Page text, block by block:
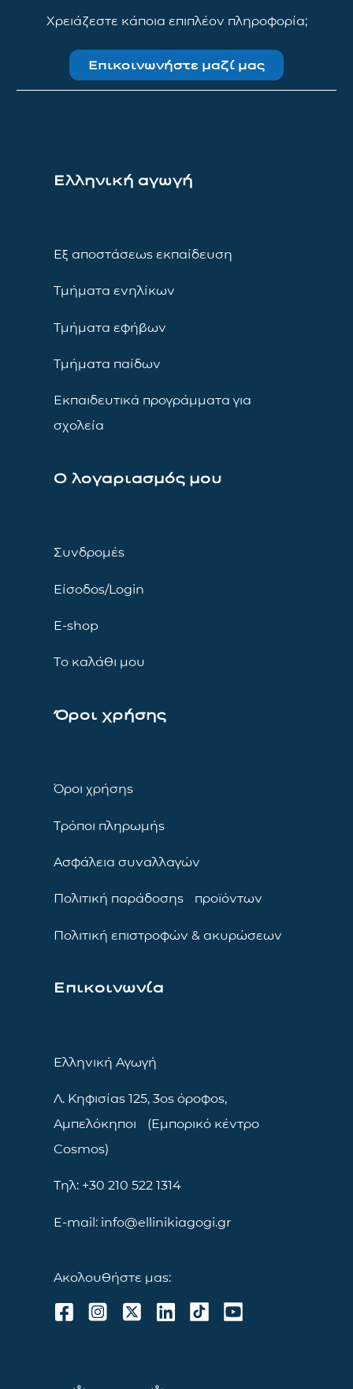
Χρειάζεστε κάποια επιπλέον πληροφορία;
Επικοινωνήστε μαζί μας
Ελληνική αγωγή
Εξ αποστάσεως εκπαίδευση
Τμήματα ενηλίκων
Τμήματα εφήβων
Τμήματα παίδων
Εκπαιδευτικά προγράμματα για
σχολεία
Ο λογαριασμός μου
Συνδρομές
Είσοδος/Login
E-shop
Το καλάθι μου
Όροι χρήσης
Όροι χρήσης
Τρόποι πληρωμής
Ασφάλεια συναλλαγών
Πολιτική παράδοσης προϊόντων
Πολιτική επιστροφών & ακυρώσεων
Επικοινωνία
Ελληνική Αγωγή
Λ. Κηφισίας 125, 3ος όροφος,
Αμπελόκηποι (Εμπορικό κέντρο
Cosmos)
Τηλ: +30 210 522 1314
E-mail: info@ellinikiagogi.gr
Ακολουθήστε μας: